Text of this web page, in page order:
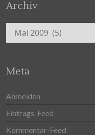
Archiv
Archiv
Meta
Anmelden
Eintrags-Feed
Kommentar-Feed